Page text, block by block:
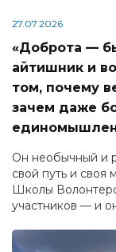
27.07.2026
«Доброта —
айтишник и
том, почему
зачем даже
Он необычный и
свой путь и своя
Школы
участников — и